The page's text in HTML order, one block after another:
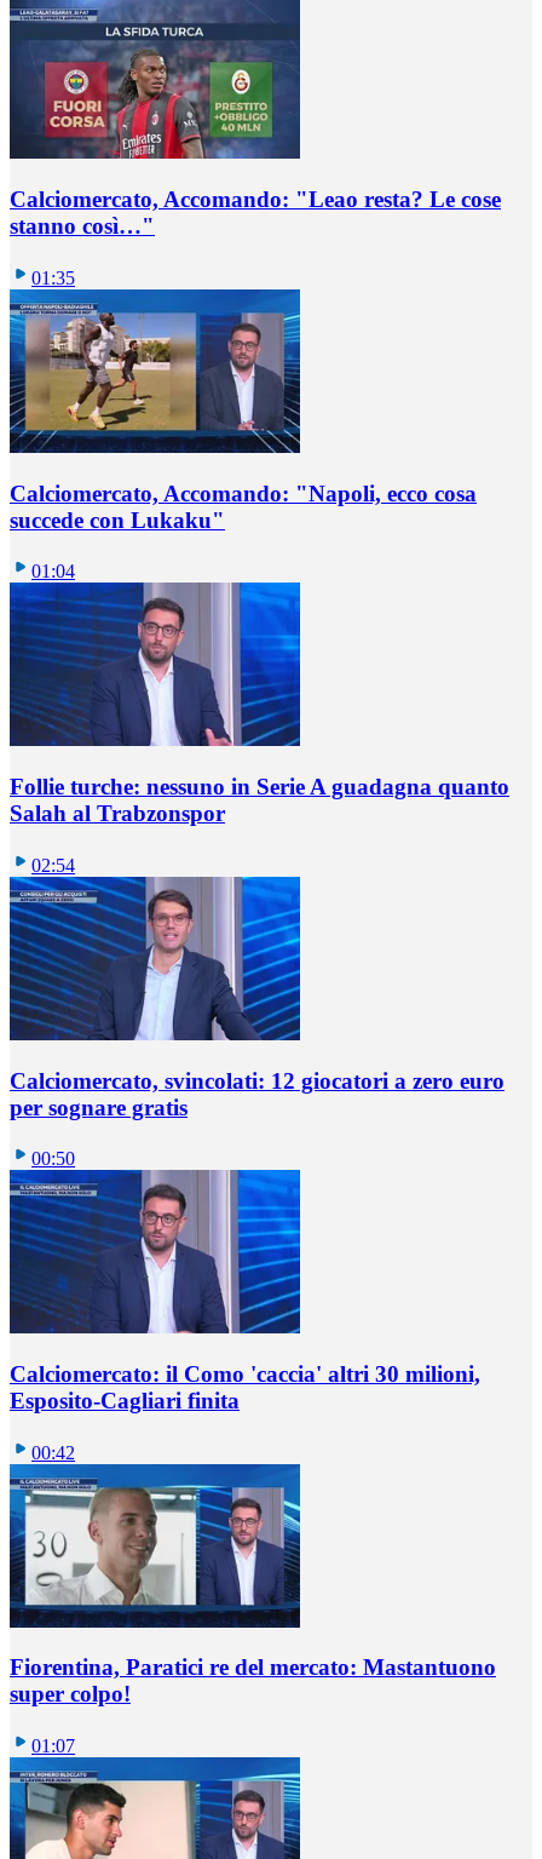
Calciomercato, Accomando: "Leao resta? Le cose
stanno così…"
01:35
Calciomercato, Accomando: "Napoli, ecco cosa
succede con Lukaku"
01:04
Follie turche: nessuno in Serie A guadagna quanto
Salah al Trabzonspor
02:54
Calciomercato, svincolati: 12 giocatori a zero euro
per sognare gratis
00:50
Calciomercato: il Como 'caccia' altri 30 milioni,
Esposito-Cagliari finita
00:42
Fiorentina, Paratici re del mercato: Mastantuono
super colpo!
01:07